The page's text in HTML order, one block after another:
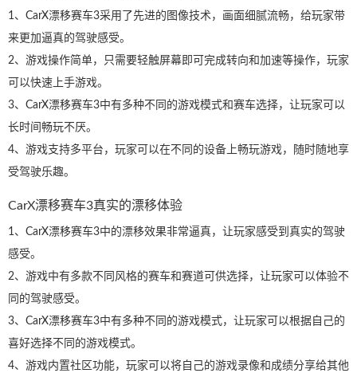
1、CarX漂移赛车3采用了先进的图像技术，画面细腻流畅，给玩家带
来更加逼真的驾驶感受。
2、游戏操作简单，只需要轻触屏幕即可完成转向和加速等操作，玩家
可以快速上手游戏。
3、CarX漂移赛车3中有多种不同的游戏模式和赛车选择，让玩家可以
长时间畅玩不厌。
4、游戏支持多平台，玩家可以在不同的设备上畅玩游戏，随时随地享
受驾驶乐趣。
CarX漂移赛车3真实的漂移体验
1、CarX漂移赛车3中的漂移效果非常逼真，让玩家感受到真实的驾驶
感受。
2、游戏中有多款不同风格的赛车和赛道可供选择，让玩家可以体验不
同的驾驶感受。
3、CarX漂移赛车3中有多种不同的游戏模式，让玩家可以根据自己的
喜好选择不同的游戏模式。
4、游戏内置社区功能，玩家可以将自己的游戏录像和成绩分享给其他